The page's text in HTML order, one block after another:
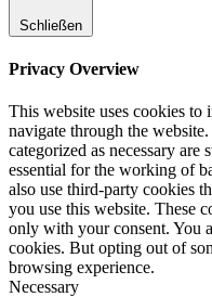
Schließen
Privacy Overview
This website uses cookies
navigate through the
categorized as necessary are
essential for the working of
also use third-party cookies
you use this website. These
only with your consent. You
cookies. But opting out of
browsing experience.
Necessary